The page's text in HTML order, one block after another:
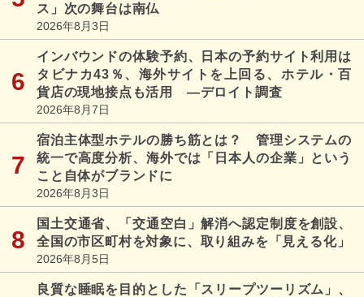
ス」次の舞台は南仏
2026年8月3日
インバウンドの体験予約、日本の予約サイト利用は
タビナカ43％、海外サイトを上回る、ホテル・百
貨店の現地接点も活用 ―デロイト調査
2026年8月7日
宿泊主体型ホテルの勝ち筋とは？ 管理システムの
統一で高度分析、海外では「日本人の企業」という
こと自体がブランドに
2026年8月3日
国土交通省、「交通空白」解消へ認定制度を創設、
全国の市区町村を対象に、取り組みを「見える化」
2026年8月5日
良質な睡眠を目的とした「スリープツーリズム」、